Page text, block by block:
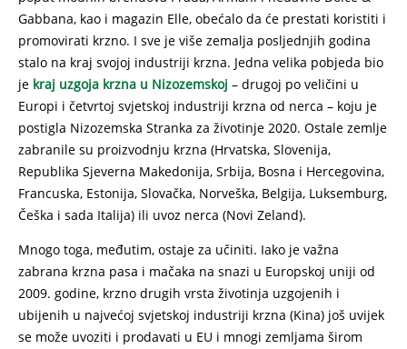
Gabbana, kao i magazin Elle, obećalo da će prestati koristiti i
promovirati krzno. I sve je više zemalja posljednjih godina
stalo na kraj svojoj industriji krzna. Jedna velika pobjeda bio
je kraj uzgoja krzna u Nizozemskoj – drugoj po veličini u
Europi i četvrtoj svjetskoj industriji krzna od nerca – koju je
postigla Nizozemska Stranka za životinje 2020. Ostale zemlje
zabranile su proizvodnju krzna (Hrvatska, Slovenija,
Republika Sjeverna Makedonija, Srbija, Bosna i Hercegovina,
Francuska, Estonija, Slovačka, Norveška, Belgija, Luksemburg,
Češka i sada Italija) ili uvoz nerca (Novi Zeland).
Mnogo toga, međutim, ostaje za učiniti. Iako je važna
zabrana krzna pasa i mačaka na snazi ​​u Europskoj uniji od
2009. godine, krzno drugih vrsta životinja uzgojenih i
ubijenih u najvećoj svjetskoj industriji krzna (Kina) još uvijek
se može uvoziti i prodavati u EU i mnogi zemljama širom